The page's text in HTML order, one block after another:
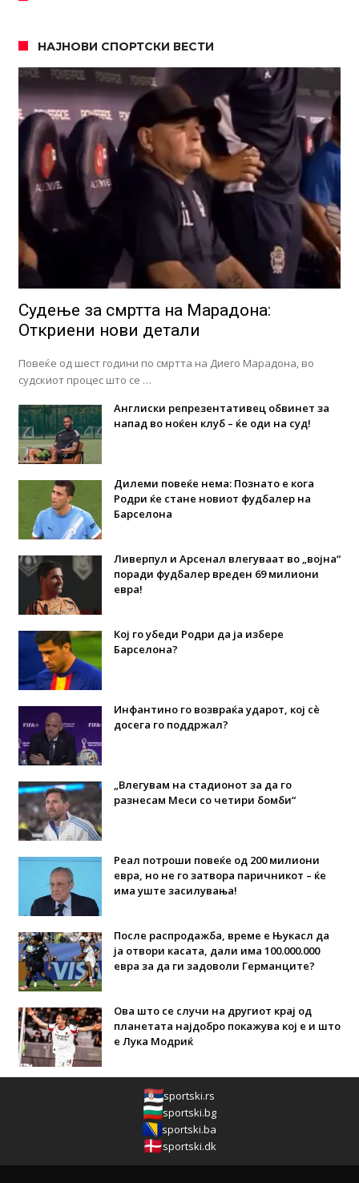
НАЈНОВИ СПОРТСКИ ВЕСТИ
Судење за смртта на Марадона:
Откриени нови детали
Повеќе од шест години по смртта на Диего Марадона, во
судскиот процес што се …
Англиски репрезентативец обвинет за
напад во ноќен клуб – ќе оди на суд!
Дилеми повеќе нема: Познато е кога
Родри ќе стане новиот фудбалер на
Барселона
Ливерпул и Арсенал влегуваат во „војна“
поради фудбалер вреден 69 милиони
евра!
Кој го убеди Родри да ја избере
Барселона?
Инфантино го возвраќа ударот, кој сè
досега го поддржал?
„Влегувам на стадионот за да го
разнесам Меси со четири бомби“
Реал потроши повеќе од 200 милиони
евра, но не го затвора паричникот – ќе
има уште засилувања!
После распродажба, време е Њукасл да
ја отвори касата, дали има 100.000.000
евра за да ги задоволи Германците?
Ова што се случи на другиот крај од
планетата најдобро покажува кој е и што
е Лука Модриќ
sportski.rs
sportski.bg
sportski.ba
sportski.dk